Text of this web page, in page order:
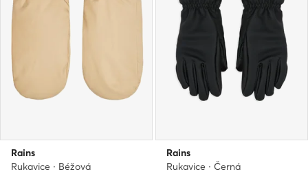
Rains
Rukavice · Béžová
Rains
Rukavice · Černá